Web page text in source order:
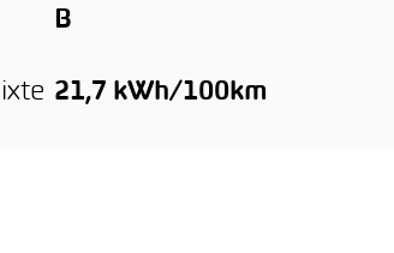
B
21,7 kWh/100km